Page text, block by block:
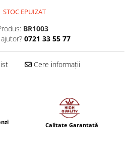
STOC EPUIZAT
BR1003
0721 33 55 77
Cere informații
Calitate Garantată